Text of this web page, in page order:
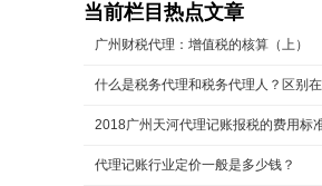
当前栏目热点文章
广州财税代理：增值税的核算（上）
什么是税务代理和税务代理人？区别
2018广州天河代理记账报税的费用标
代理记账行业定价一般是多少钱？